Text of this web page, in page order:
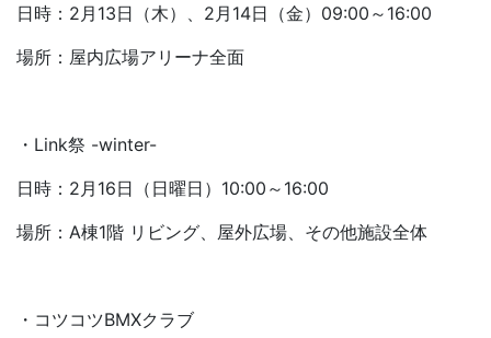
日時：2月13日（木）、2月14日（金）09:00～16:00
場所：屋内広場アリーナ全面
・Link祭 -winter-
日時：2月16日（日曜日）10:00～16:00
場所：A棟1階 リビング、屋外広場、その他施設全体
・コツコツBMXクラブ